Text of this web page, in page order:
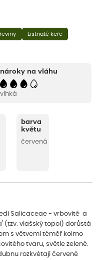
Listnaté keře
nároky na vláhu
vlhká
barva
květu
červená
Salicaceae - vrbovité a
(tzv. vlašský topol) dorůstá
s větvemi téměř kolmo
tvaru, světle zelené.
rozkvétají červené